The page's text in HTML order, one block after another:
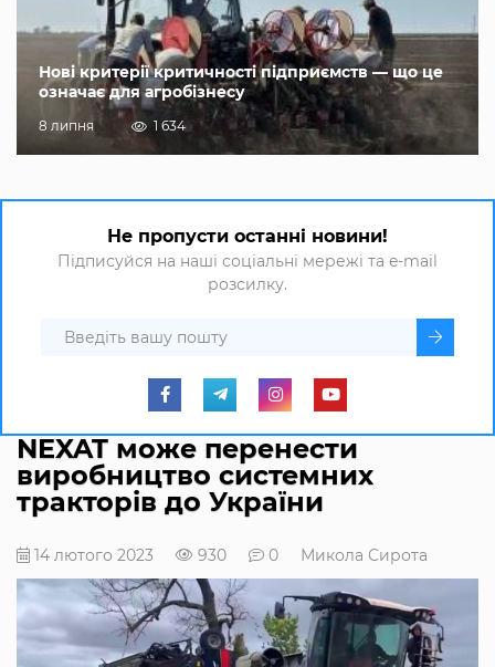
Нові критерії критичності підприємств — що це
означає для агробізнесу
8 липня 1 634
Не пропусти останні новини!
Підписуйся на наші соціальні мережі та e-mail
розсилку.
NEXAT може перенести
виробництво системних
тракторів до України
14 лютого 2023 930 0 Микола Сирота